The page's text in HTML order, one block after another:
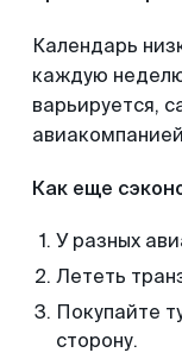
Календарь
каждую
варьируется,
Как еще
У разных
Лететь
Покупайте
сторону.